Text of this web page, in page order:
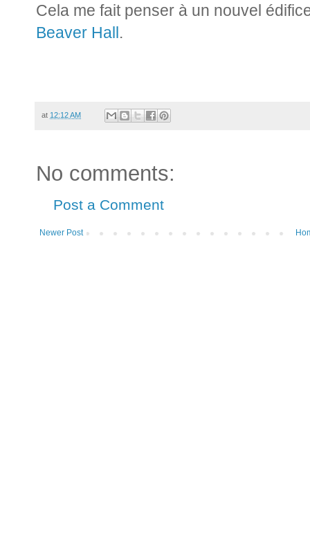
Cela me fait penser à un nouvel
Beaver Hall.
at 12:12 AM
No comments:
Post a Comment
Newer Post